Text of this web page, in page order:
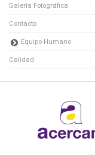
Galería Fotográfica
Contacto
Equipo Humano
Calidad